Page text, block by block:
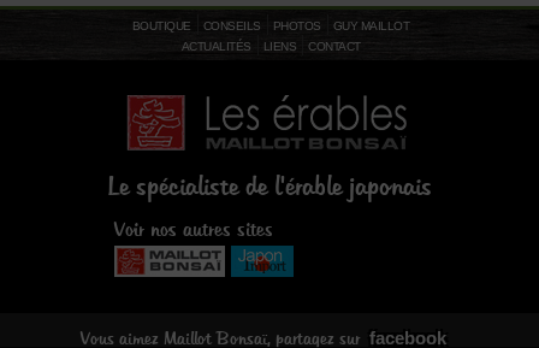
BOUTIQUE CONSEILS PHOTOS
GUY MAILLOT
ACTUALITÉS
LIENS CONTACT
Le spécialiste de l'érable japonais
Voir nos autres sites
Vous aimez Maillot Bonsaï, partagez sur facebook